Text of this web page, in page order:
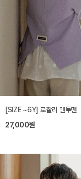
[SIZE ~6Y] 로잘리 맨투맨
27,000원